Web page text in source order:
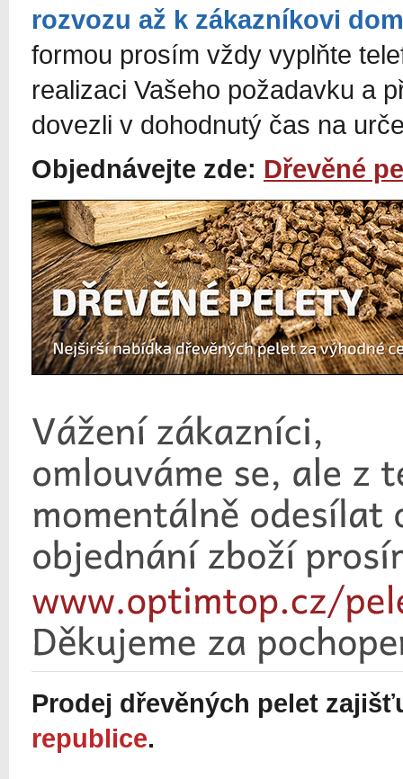
rozvozu až k zákazníkovi
formou prosím vždy vyplňte
realizaci Vašeho požadavku a
dovezli v dohodnutý čas na
Objednávejte zde: Dřevěné
Prodej dřevěných pelet
republice.